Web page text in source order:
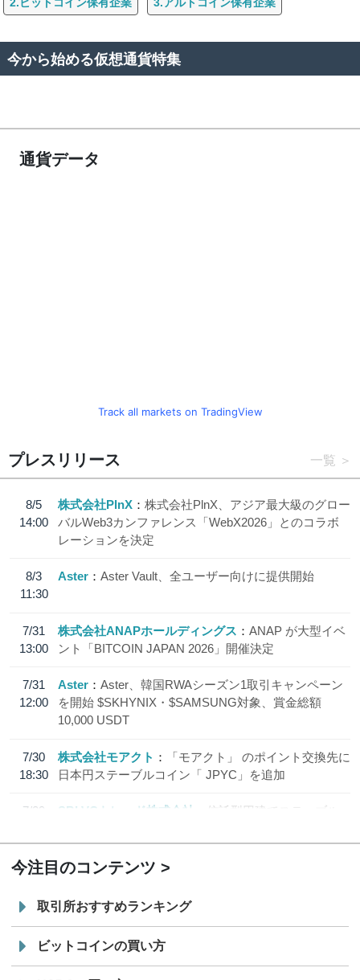
2.ビットコイン保有企業 3.アルトコイン保有企業
今から始める仮想通貨特集
通貨データ
Track all markets on TradingView
プレスリリース 一覧
8/5
14:00
株式会社PlnX
株式会社PlnX、アジア最大級のグロー
バルWeb3カンファレンス「WebX2026」とのコラボ
レーションを決定
8/3
11:30
Aster Aster Vault、全ユーザー向けに提供開始
7/31
13:00
株式会社ANAPホールディングス
ANAP が大型イベ
ント「BITCOIN JAPAN 2026」開催決定
7/31
12:00
Aster
Aster、韓国RWAシーズン1取引キャンペーン
を開始 $SKHYNIX・$SAMSUNG対象、賞金総額
10,000 USDT
7/30
18:30
株式会社モアクト
「モアクト」 のポイント交換先に
日本円ステーブルコイン「 JPYC」を追加
7/29
SBI VCトレード株式会社
信託型円建てステーブル
今注目のコンテンツ
取引所おすすめランキング
ビットコインの買い方